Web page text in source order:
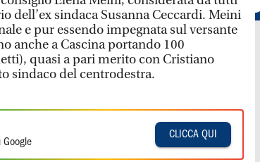
dell’ex sindaca Susanna Ceccardi. Meini
e pur essendo impegnata sul versante
anche a Cascina portando 100
quasi a pari merito con Cristiano
sindaco del centrodestra.
CLICCA QUI